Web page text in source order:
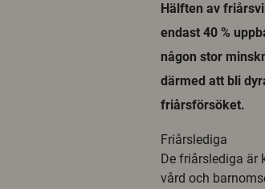
Hälften av
endast 40 %
någon stor
därmed att bli
friårsförsöket.
Friårslediga
De friårslediga är
vård och